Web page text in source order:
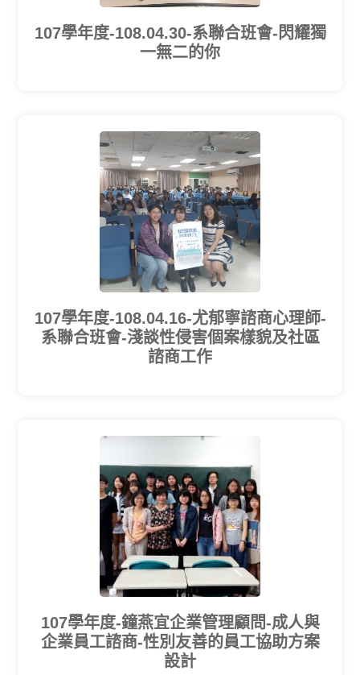
107學年度-108.04.30-系聯合班會-閃耀獨
一無二的你
107學年度-108.04.16-尤郁寧諮商心理師-
系聯合班會-淺談性侵害個案樣貌及社區
諮商工作
107學年度-鐘燕宜企業管理顧問-成人與
企業員工諮商-性別友善的員工協助方案
設計